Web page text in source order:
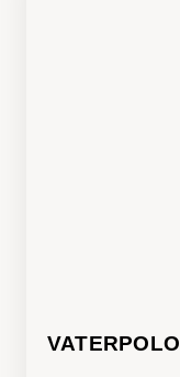
VATERPOLO